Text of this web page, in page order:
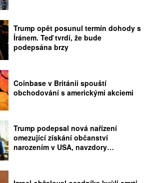
Trump opět posunul termín dohody s
Íránem. Teď tvrdí, že bude
podepsána brzy
Coinbase v Británii spouští
obchodování s americkými akciemi
Trump podepsal nová nařízení
omezující získání občanství
narozením v USA, navzdory